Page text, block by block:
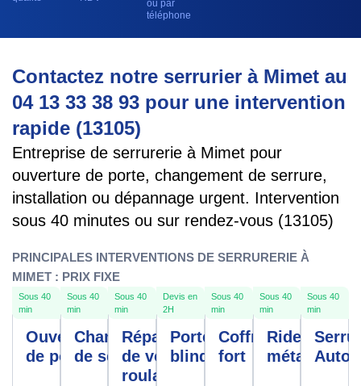
ou par
téléphone
Contactez notre serrurier à Mimet au
04 13 33 38 93 pour une intervention
rapide (13105)
Entreprise de serrurerie à Mimet pour
ouverture de porte, changement de serrure,
installation ou dépannage urgent. Intervention
sous 40 minutes ou sur rendez-vous (13105)
PRINCIPALES INTERVENTIONS DE SERRURERIE À
MIMET : PRIX FIXE
Sous 40
min
Ouverture
de porte
Sous 40
min
Changement
de serrure
Sous 40
min
Réparation
de volet
roulant
Devis en
2H
Porte
blindée
Sous 40
min
Coffre
fort
Sous 40
min
Rideau
métallique
Sous 40
min